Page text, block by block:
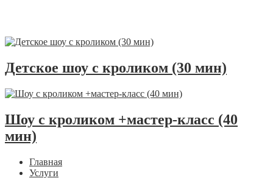
Детское шоу с кроликом (30 мин)
Шоу с кроликом +мастер-класс (40
мин)
Главная
Услуги